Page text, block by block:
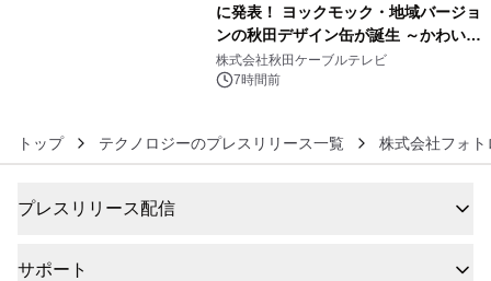
に発表！ ヨックモック・地域バージョ
ンの秋田デザイン缶が誕生 ～かわいい
秋田犬の子犬と秋田の四季と名所を巡
るパッケージ～ 9月1日(火)秋田県内で
株式会社秋田ケーブルテレビ
7時間前
トップ テクノロジーのプレスリリース一覧 株式会社フォト
プレスリリース配信
サポート